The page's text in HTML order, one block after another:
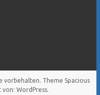
vorbehalten. Theme Spacious
von: WordPress.